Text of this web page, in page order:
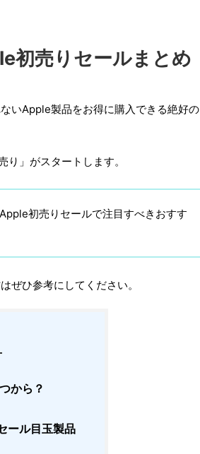
初売りセールまとめ
いApple製品をお得に購入できる絶好の
」がスタートします。
初売りセールで注目すべきおすす
ぜひ参考にしてください。
から？
ール目玉製品